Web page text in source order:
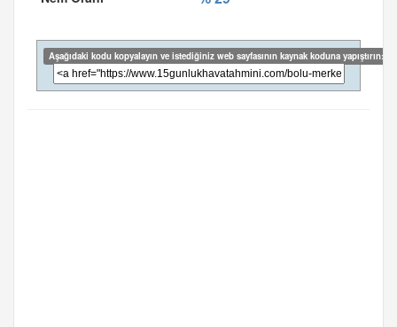
Aşağıdaki kodu kopyalayın ve istediğiniz web sayfasının kaynak koduna yapıştırın: